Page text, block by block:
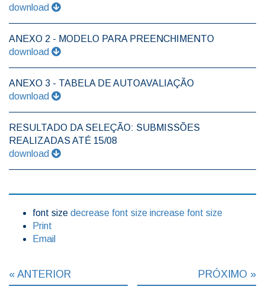
download
ANEXO 2 - MODELO PARA PREENCHIMENTO
download
ANEXO 3 - TABELA DE AUTOAVALIAÇÃO
download
RESULTADO DA SELEÇÃO: SUBMISSÕES
REALIZADAS ATÉ 15/08
download
font size decrease font size increase font size
Print
Email
« ANTERIOR PRÓXIMO »